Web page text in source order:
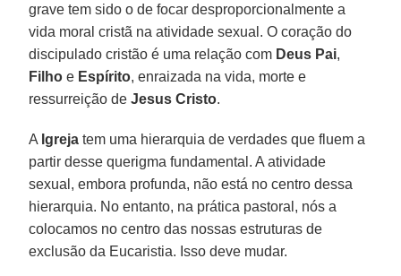
grave tem sido o de focar desproporcionalmente a
vida moral cristã na atividade sexual. O coração do
discipulado cristão é uma relação com Deus Pai,
Filho e Espírito, enraizada na vida, morte e
ressurreição deJesus Cristo.
A Igreja tem uma hierarquia de verdades que fluem a
partir desse querigma fundamental. A atividade
sexual, embora profunda, não está no centro dessa
hierarquia. No entanto, na prática pastoral, nós a
colocamos no centro das nossas estruturas de
exclusão da Eucaristia. Isso deve mudar.